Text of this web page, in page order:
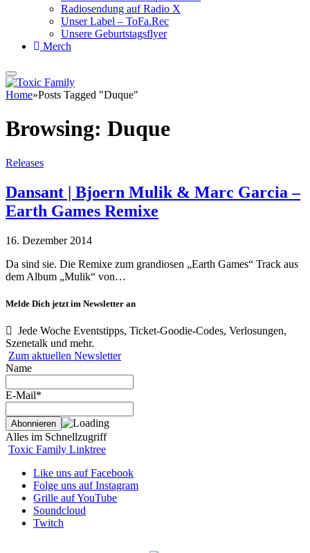
Radiosendung auf Radio X
Unser Label – ToFa.Rec
Unsere Geburtstagsflyer
Merch
Home»Posts Tagged "Duque"
Browsing: Duque
Releases
Dansant | Bjoern Mulik & Marc Garcia –
Earth Games Remixe
16. Dezember 2014
Da sind sie. Die Remixe zum grandiosen „Earth Games“ Track aus
dem Album „Mulik“ von…
Melde Dich jetzt im Newsletter an
Jede Woche Eventstipps, Ticket-Goodie-Codes, Verlosungen,
Szenetalk und mehr.
Zum aktuellen Newsletter
Name
E-Mail*
Alles im Schnellzugriff
Toxic Family Linktree
Like uns auf Facebook
Folge uns auf Instagram
Grille auf YouTube
Soundcloud
Twitch